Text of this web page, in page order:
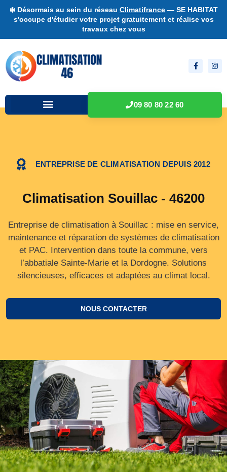
❄️ Désormais au sein du réseau Climatifrance— SE HABITAT
s'occupe d'étudier votre projet gratuitement et réalise vos
travaux chez vous
09 80 80 22 60
ENTREPRISE DE CLIMATISATION DEPUIS 2012
Climatisation Souillac - 46200
Entreprise de climatisation à Souillac : mise en service,
maintenance et réparation de systèmes de climatisation
et PAC. Intervention dans toute la commune, vers
l’abbatiale Sainte‑Marie et la Dordogne. Solutions
silencieuses, efficaces et adaptées au climat local.
NOUS CONTACTER